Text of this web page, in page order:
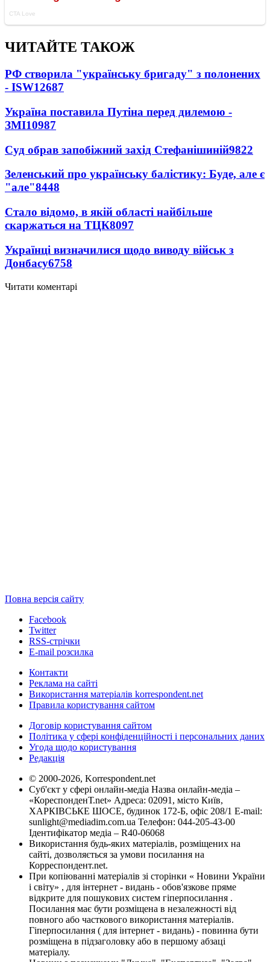
ЧИТАЙТЕ ТАКОЖ
РФ створила "українську бригаду" з полонених
- ISW12687
Україна поставила Путіна перед дилемою -
ЗМІ10987
Суд обрав запобіжний захід Стефанішиній9822
Зеленський про українську балістику: Буде, але є
"але"8448
Стало відомо, в якій області найбільше
скаржаться на ТЦК8097
Українці визначилися щодо виводу військ з
Донбасу6758
Читати коментарі
Повна версія сайту
Facebook
Twitter
RSS-стрічки
E-mail розсилка
Контакти
Реклама на сайті
Використання матеріалів korrespondent.net
Правила користування сайтом
Договір користування сайтом
Політика у сфері конфіденційності і персональних даних
Угода щодо користування
Редакція
© 2000-2026, Korrespondent.net
Суб'єкт у сфері онлайн-медіа Назва онлайн-медіа –
«КореспонденТ.net» Адреса: 02091, місто Київ,
ХАРКІВСЬКЕ ШОСЕ, будинок 172-Б, офіс 208/1 E-mail:
sunlight@mediadim.com.ua Телефон: 044-205-43-00
Ідентифікатор медіа – R40-06068
Використання будь-яких матеріалів, розміщених на
сайті, дозволяється за умови посилання на
Корреспондент.net.
При копіюванні матеріалів зі сторінки « Новини України
і світу» , для інтернет - видань - обов'язкове пряме
відкрите для пошукових систем гіперпосилання .
Посилання має бути розміщена в незалежності від
повного або часткового використання матеріалів.
Гіперпосилання ( для інтернет - видань) - повинна бути
розміщена в підзаголовку або в першому абзаці
матеріалу.